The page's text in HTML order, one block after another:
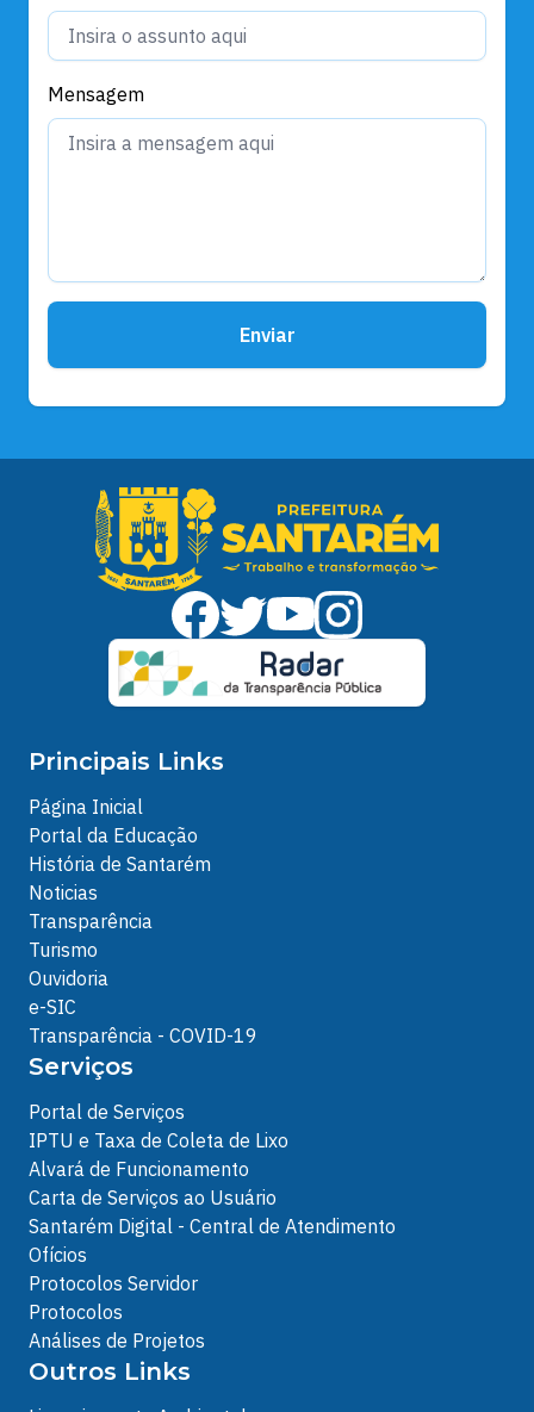
Mensagem
Enviar
Principais Links
Página Inicial
Portal da Educação
História de Santarém
Noticias
Transparência
Turismo
Ouvidoria
e-SIC
Transparência - COVID-19
Serviços
Portal de Serviços
IPTU e Taxa de Coleta de Lixo
Alvará de Funcionamento
Carta de Serviços ao Usuário
Santarém Digital - Central de Atendimento
Ofícios
Protocolos Servidor
Protocolos
Análises de Projetos
Outros Links